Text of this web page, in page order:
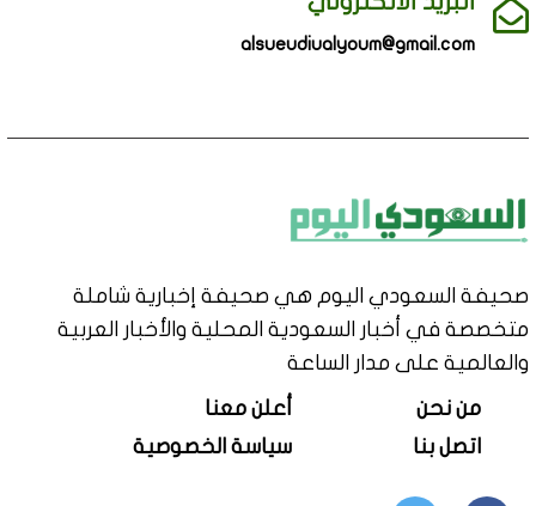
alsueudiualyoum@gmail.com
صحيفة السعودي اليوم هي صحيفة إخبارية شاملة
متخصصة في أخبار السعودية المحلية والأخبار العربية
والعالمية على مدار الساعة
من نحن
أعلن معنا
اتصل بنا
سياسة الخصوصية